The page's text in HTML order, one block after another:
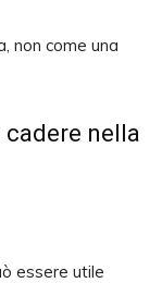
non come una
nella
essere utile